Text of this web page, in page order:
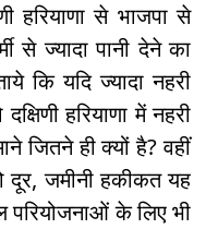
हरियाणा से भाजपा से
से ज्यादा पानी देने का
कि यदि ज्यादा नहरी
हरियाणा में नहरी
जितने ही क्यों है? वहीं
दूर, जमीनी हकीकत यह
परियोजनाओं के लिए भी